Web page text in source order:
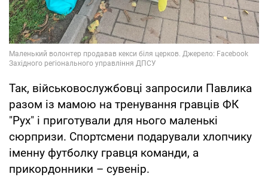
Так, військовослужбовці запросили Павлика
разом із мамою на тренування гравців ФК
"Рух" і приготували для нього маленькі
сюрпризи. Спортсмени подарували хлопчику
іменну футболку гравця команди, а
прикордонники – сувенір.